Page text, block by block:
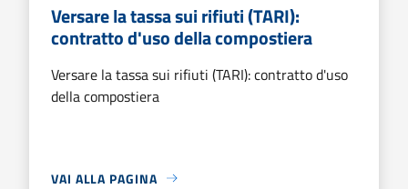
Versare la tassa sui rifiuti (TARI):
contratto d'uso della compostiera
Versare la tassa sui rifiuti (TARI): contratto d'uso
della compostiera
VAI ALLA PAGINA